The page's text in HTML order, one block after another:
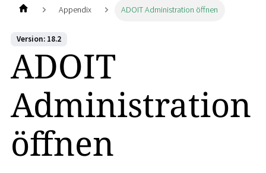
Appendix ADOIT Administration öffnen
Version: 18.2
ADOIT
Administration
öffnen